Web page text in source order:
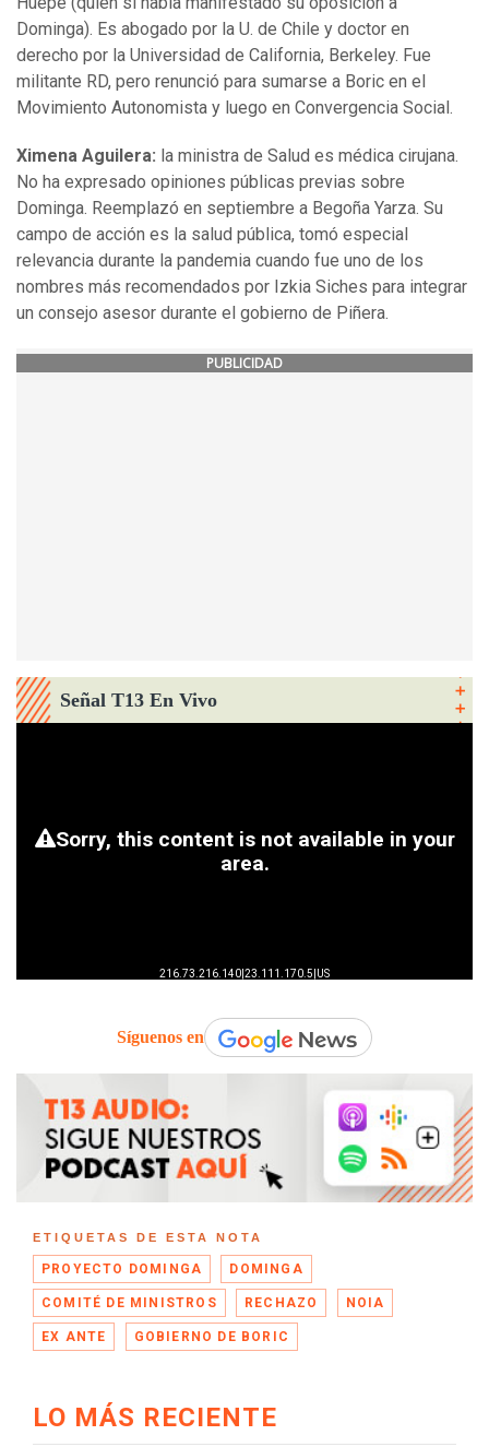
Dominga). Es abogado por la U. de Chile y doctor en
derecho por la Universidad de California, Berkeley. Fue
militante RD, pero renunció para sumarse a Boric en el
Movimiento Autonomista y luego en Convergencia Social.
Ximena Aguilera: la ministra de Salud es médica cirujana.
No ha expresado opiniones públicas previas sobre
Dominga. Reemplazó en septiembre a Begoña Yarza. Su
campo de acción es la salud pública, tomó especial
relevancia durante la pandemia cuando fue uno de los
nombres más recomendados por Izkia Siches para integrar
un consejo asesor durante el gobierno de Piñera.
PUBLICIDAD
Señal T13 En Vivo
Síguenos en
ETIQUETAS DE ESTA NOTA
PROYECTO DOMINGA DOMINGA
COMITÉ DE MINISTROS RECHAZO NOIA
EX ANTE GOBIERNO DE BORIC
LO MÁS RECIENTE